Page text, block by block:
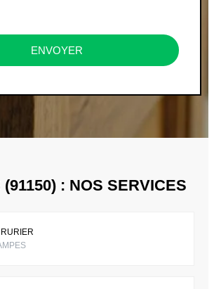
ENVOYER
(91150) : NOS SERVICES